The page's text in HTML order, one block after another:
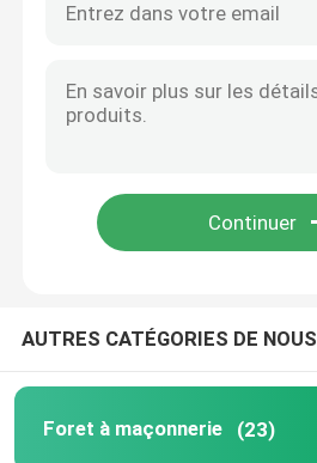
AUTRES CATÉGORIES DE NOUS
Foret à maçonnerie (23)